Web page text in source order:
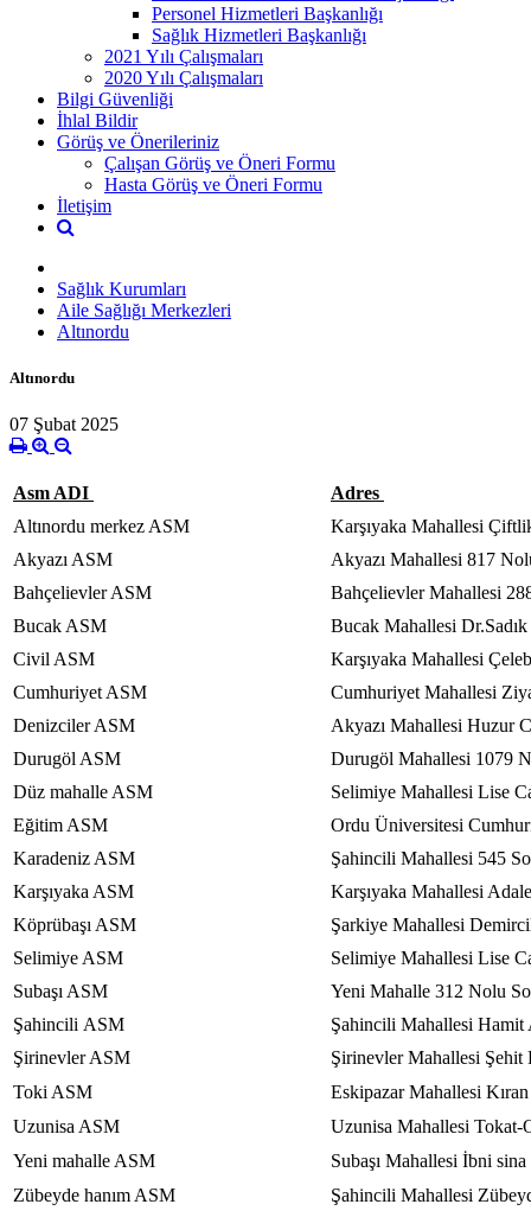
Personel Hizmetleri Başkanlığı
Sağlık Hizmetleri Başkanlığı
2021 Yılı Çalışmaları
2020 Yılı Çalışmaları
Bilgi Güvenliği
İhlal Bildir
Görüş ve Önerileriniz
Çalışan Görüş ve Öneri Formu
Hasta Görüş ve Öneri Formu
İletişim
Sağlık Kurumları
Aile Sağlığı Merkezleri
Altınordu
Altınordu
07 Şubat 2025
Asm ADI
Adres
Altınordu merkez ASM
Karşıyaka Mahallesi
Akyazı ASM
Akyazı Mahallesi 817
Bahçelievler ASM
Bahçelievler Mahallesi
Bucak ASM
Bucak Mahallesi
Civil ASM
Karşıyaka Mahallesi
Cumhuriyet ASM
Cumhuriyet Mahallesi
Denizciler ASM
Akyazı Mahallesi Huzur
Durugöl ASM
Durugöl Mahallesi 1079
Düz mahalle ASM
Selimiye Mahallesi Lise
Eğitim ASM
Ordu Üniversitesi
Karadeniz ASM
Şahincili Mahallesi 545
Karşıyaka ASM
Karşıyaka Mahallesi
Köprübaşı ASM
Şarkiye Mahallesi
Selimiye ASM
Selimiye Mahallesi Lise
Subaşı ASM
Yeni Mahalle 312 Nolu
Şahincili ASM
Şahincili Mahallesi
Şirinevler ASM
Şirinevler Mahallesi
Toki ASM
Eskipazar Mahallesi
Uzunisa ASM
Uzunisa Mahallesi
Yeni mahalle ASM
Subaşı Mahallesi İbni
Zübeyde hanım ASM
Şahincili Mahallesi